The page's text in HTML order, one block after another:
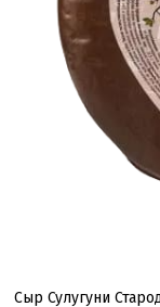
Сыр Сулугуни